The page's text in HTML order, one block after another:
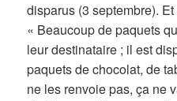
disparus (3 septembre).
« Beaucoup de paquets
leur destinataire ; il est
paquets de chocolat, de
ne les renvoie pas, ça ne